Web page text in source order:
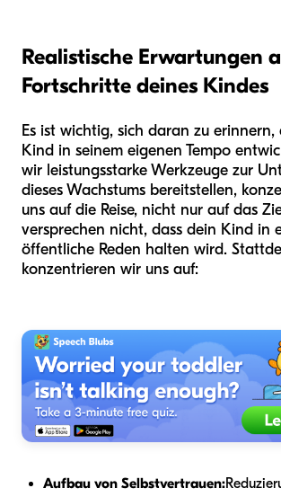
Realistische Erwartungen
Fortschritte deines Kindes
Es ist wichtig, sich daran zu erinnern,
Kind in seinem eigenen Tempo
wir leistungsstarke Werkzeuge zur
dieses Wachstums bereitstellen,
uns auf die Reise, nicht nur auf das
versprechen nicht, dass dein Kind in
öffentliche Reden halten wird.
konzentrieren wir uns auf:
Aufbau von Selbstvertrauen: